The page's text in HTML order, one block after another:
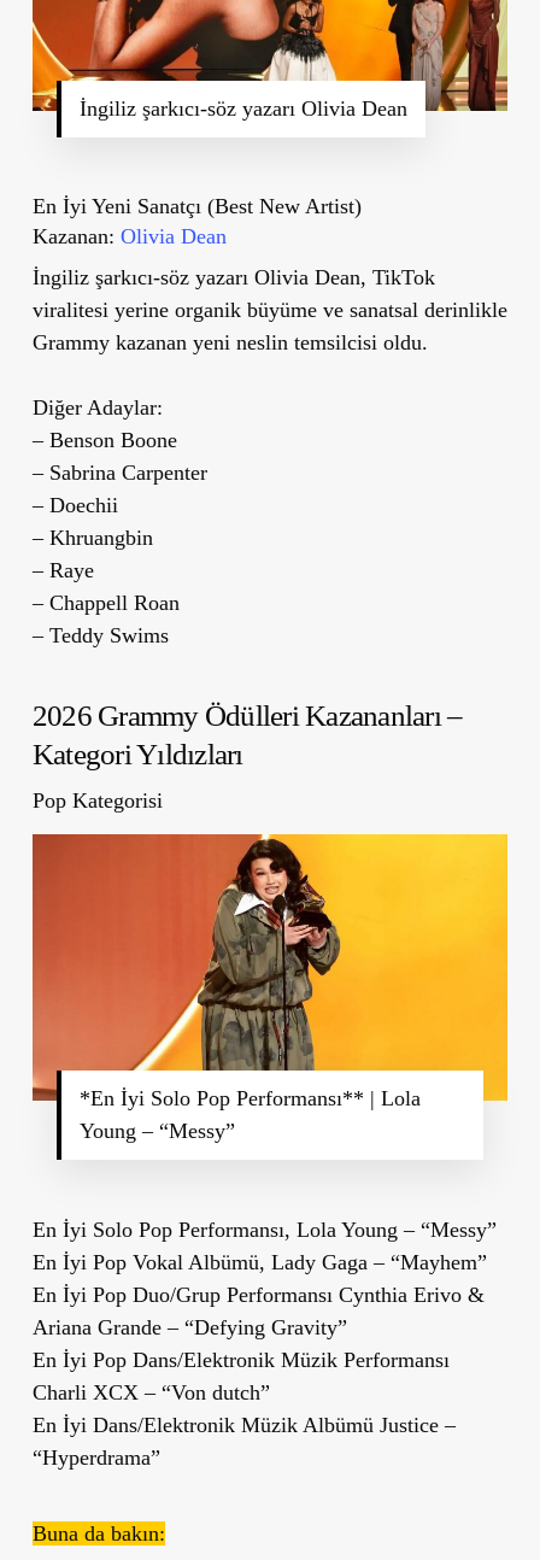
İngiliz şarkıcı-söz yazarı Olivia Dean
En İyi Yeni Sanatçı (Best New Artist)
Kazanan: Olivia Dean
İngiliz şarkıcı-söz yazarı Olivia Dean, TikTok
viralitesi yerine organik büyüme ve sanatsal derinlikle
Grammy kazanan yeni neslin temsilcisi oldu.
Diğer Adaylar:
– Benson Boone
– Sabrina Carpenter
– Doechii
– Khruangbin
– Raye
– Chappell Roan
– Teddy Swims
2026 Grammy Ödülleri Kazananları –
Kategori Yıldızları
Pop Kategorisi
*En İyi Solo Pop Performansı** | Lola
Young – “Messy”
En İyi Solo Pop Performansı, Lola Young – “Messy”
En İyi Pop Vokal Albümü, Lady Gaga – “Mayhem”
En İyi Pop Duo/Grup Performansı Cynthia Erivo &
Ariana Grande – “Defying Gravity”
En İyi Pop Dans/Elektronik Müzik Performansı
Charli XCX – “Von dutch”
En İyi Dans/Elektronik Müzik Albümü Justice –
“Hyperdrama”
Buna da bakın: